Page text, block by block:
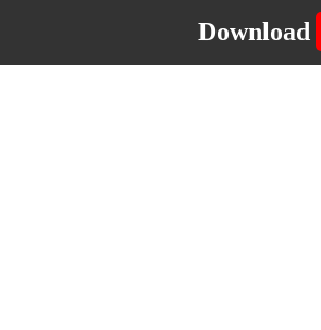
Download